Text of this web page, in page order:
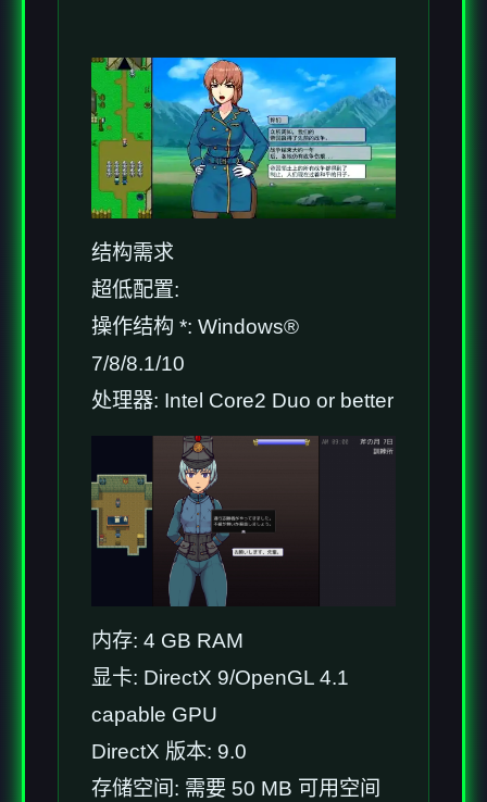
结构需求
超低配置:
操作结构 *: Windows®
7/8/8.1/10
处理器: Intel Core2 Duo or better
内存: 4 GB RAM
显卡: DirectX 9/OpenGL 4.1
capable GPU
DirectX 版本: 9.0
存储空间: 需要 50 MB 可用空间